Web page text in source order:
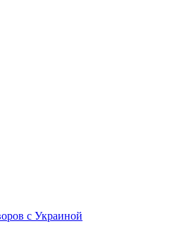
с Украиной